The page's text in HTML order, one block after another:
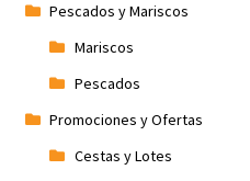
Pescados y Mariscos
Mariscos
Pescados
Promociones y Ofertas
Cestas y Lotes